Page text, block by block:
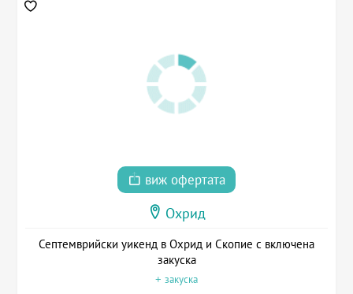
виж офертата
Охрид
Септемврийски уикенд в Охрид и Скопие с включена
закуска
+ закуска